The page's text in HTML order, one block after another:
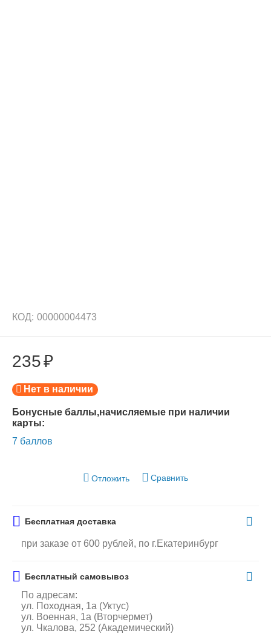
КОД: 00000004473
235₽
Нет в наличии
Бонусные баллы,начисляемые при наличии
карты:
7 баллов
Отложить Сравнить
Бесплатная доставка
при заказе от 600 рублей, по г.Екатеринбург
Бесплатный самовывоз
По адресам:
ул. Походная, 1а (Уктус)
ул. Военная, 1а (Вторчермет)
ул. Чкалова, 252 (Академический)